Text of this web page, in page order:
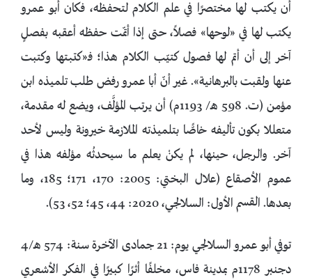
أن يكتب لها مختصرًا في علم الكلام لتحفظه، فكان أبو عمرو
يكتب لها في «لوحها» فصلاً، حتى إذا أتمّت حفظه أعقبه بفصلٍ
آخر إلى أن أتم لها فصول كتيّب الكلام هذا؛ فـ«كتبتها وكتبت
عنها ولقبت بالبرهانية». غير أنّ أبا عمرو رفض طلب تلميذه ابن
مؤمن (ت. 598 هـ/ 1193م) أن يرتب المؤلَّف، ويضع له مقدمة،
متعللا بكون تأليفه خاصًّا بتلميذته الملازمة خيرونة وليس لأحد
آخر. والرجل، حينها، لم يكنْ يعلم ما سيحدثُه مؤلفه هذا في
عموم الأصقاع (علال البختي: 2005: 170، 171؛ 185، وما
بعدها. القسم الأول: السلالجي، 2020: 44، 45؛ 52، 53).
توفي أبو عمرو السلالجي يوم: 21 جمادى الآخرة سنة: 574 هـ/4
دجنبر 1178م بمدينة فاس، مخلفًا أثرًا كبيرًا في الفكر الأشعري